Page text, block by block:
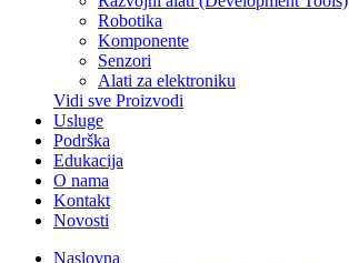
Robotika
Komponente
Senzori
Alati za elektroniku
Vidi sve Proizvodi
Usluge
Podrška
Edukacija
O nama
Kontakt
Novosti
Naslovna